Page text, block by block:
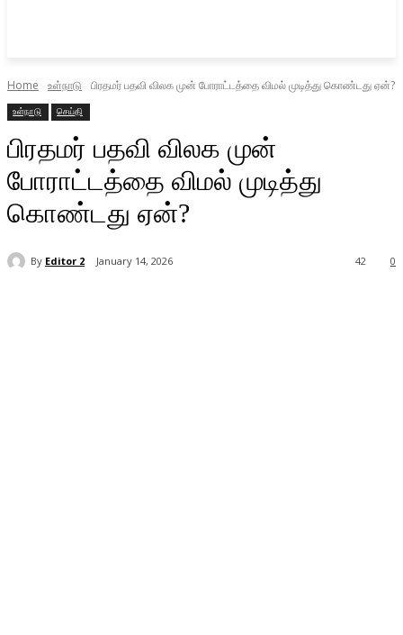
Home உள்நாடு பிரதமர் பதவி விலக முன் போராட்டத்தை விமல் முடித்து கொண்டது ஏன்?
உள்நாடு செய்தி
பிரதமர் பதவி விலக முன்
போராட்டத்தை விமல் முடித்து
கொண்டது ஏன்?
By Editor 2 January 14, 2026 0
42